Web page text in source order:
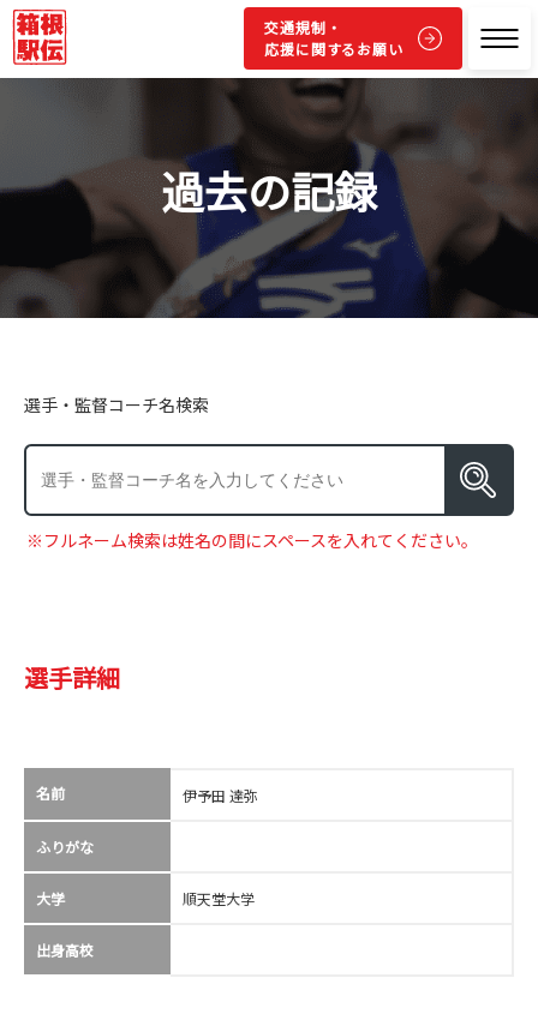
交通規制・
応援に関するお願い
過去の記録
選手・監督コーチ名検索
※フルネーム検索は姓名の間にスペースを入れてください。
選手詳細
名前 伊予田 達弥
ふりがな
大学 順天堂大学
出身高校